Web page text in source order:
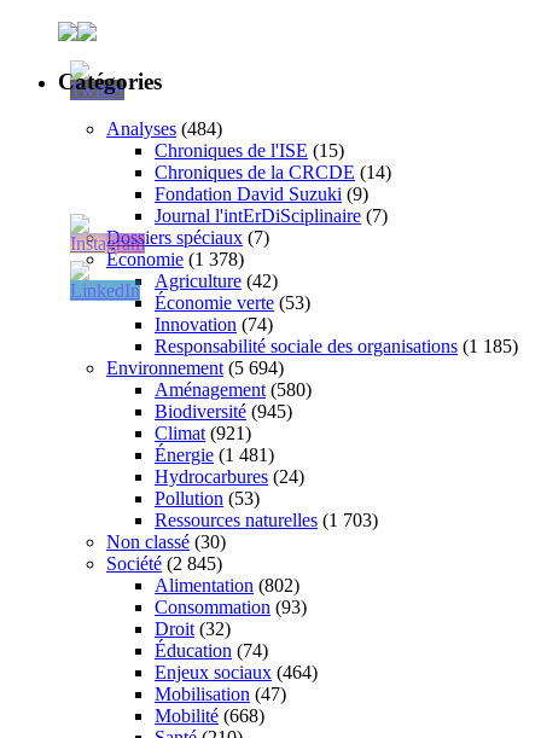
Catégories
Analyses (484)
Chroniques de l'ISE (15)
Chroniques de la CRCDE (14)
Fondation David Suzuki (9)
Journal l'intErDiSciplinaire (7)
Dossiers spéciaux (7)
Économie (1 378)
Agriculture (42)
Économie verte (53)
Innovation (74)
Responsabilité sociale des organisations (1 185)
Environnement (5 694)
Aménagement (580)
Biodiversité (945)
Climat (921)
Énergie (1 481)
Hydrocarbures (24)
Pollution (53)
Ressources naturelles (1 703)
Non classé (30)
Société (2 845)
Alimentation (802)
Consommation (93)
Droit (32)
Éducation (74)
Enjeux sociaux (464)
Mobilisation (47)
Mobilité (668)